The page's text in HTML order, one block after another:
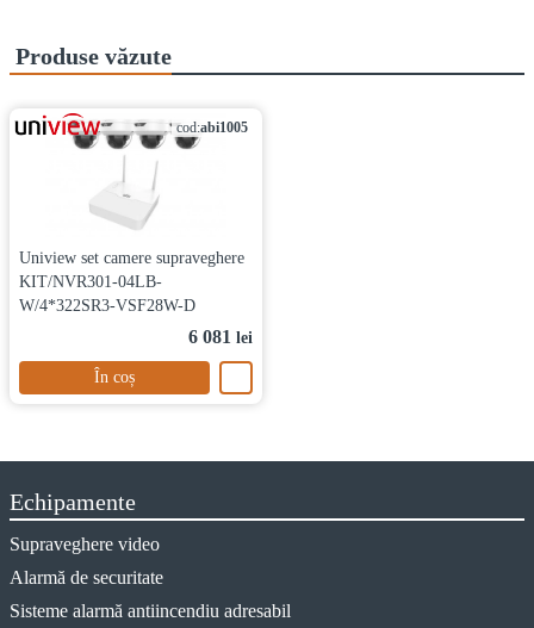
Produse văzute
cod:abi1005
Uniview set camere supraveghere
KIT/NVR301-04LB-
W/4*322SR3-VSF28W-D
6 081 lei
În coș
Echipamente
Supraveghere video
Alarmă de securitate
Sisteme alarmă antiincendiu adresabil